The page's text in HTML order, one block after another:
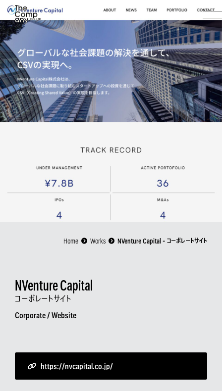
Home Works NVenture Capital - コーポレートサイト
NVenture Capital
コーポレートサイト
Corporate / Website
https://nvcapital.co.jp/